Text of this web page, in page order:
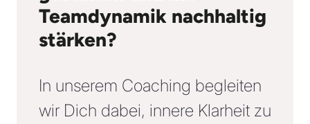
Teamdynamik nachhaltig
stärken?
In unserem Coaching begleiten
wir Dich dabei, innere Klarheit zu